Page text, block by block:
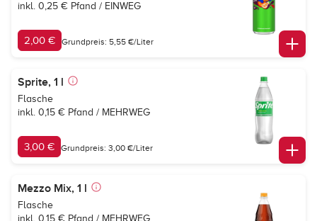
inkl. 0,25 € Pfand / EINWEG
2,00 € Grundpreis: 5,55 €/Liter
Sprite, 1 l
Flasche
inkl. 0,15 € Pfand / MEHRWEG
3,00 € Grundpreis: 3,00 €/Liter
Mezzo Mix, 1 l
Flasche
inkl. 0,15 € Pfand / MEHRWEG